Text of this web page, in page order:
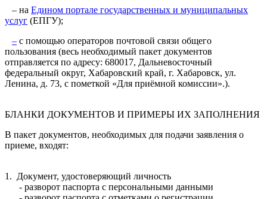
– на Едином портале государственных и муниципальных
услуг (ЕПГУ);
– с помощью операторов почтовой связи общего
пользования (весь необходимый пакет документов
отправляется по адресу: 680017, Дальневосточный
федеральный округ, Хабаровский край, г. Хабаровск, ул.
Ленина, д. 73, с пометкой «Для приёмной комиссии».).
БЛАНКИ ДОКУМЕНТОВ И ПРИМЕРЫ ИХ ЗАПОЛНЕНИЯ
В пакет документов, необходимых для подачи заявления о
приеме, входят:
1. Документ, удостоверяющий личность
- разворот паспорта с персональными данными